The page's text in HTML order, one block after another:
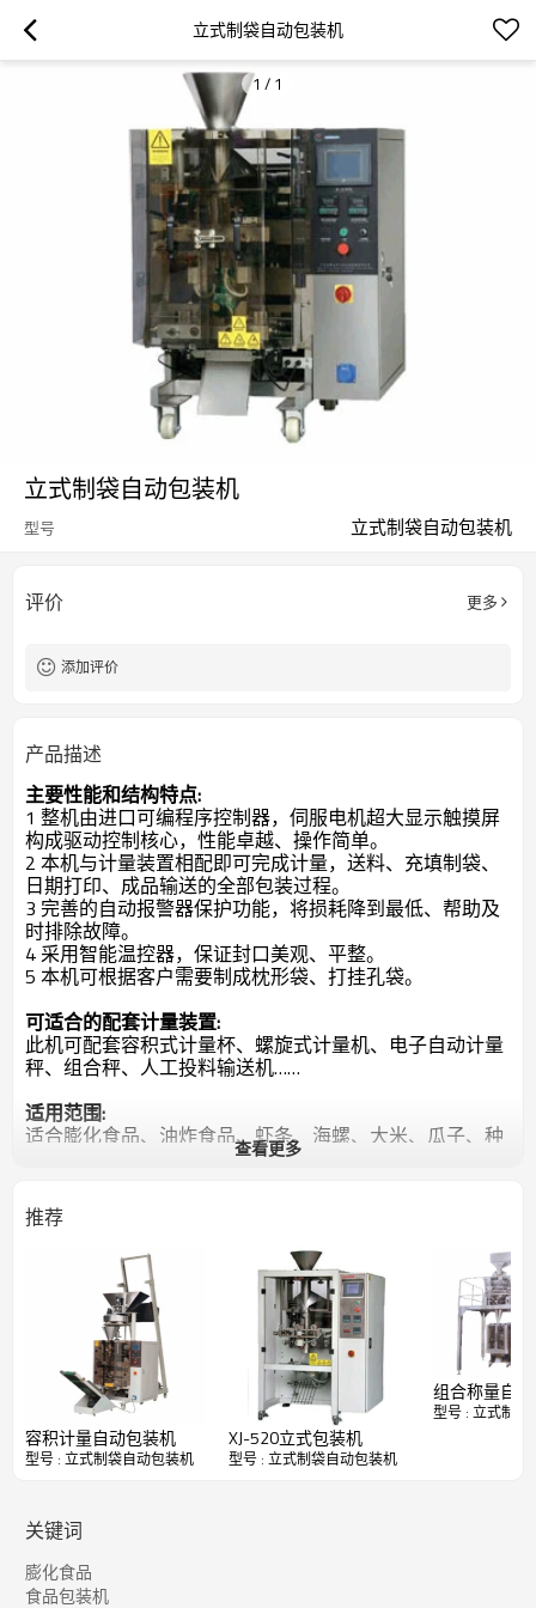
立式制袋自动包装机
1 / 1
立式制袋自动包装机
型号 立式制袋自动包装机
评价 更多
添加评价
产品描述
主要性能和结构特点:
1 整机由进口可编程序控制器，伺服电机超大显示触摸屏
构成驱动控制核心，性能卓越、操作简单。
2 本机与计量装置相配即可完成计量，送料、充填制袋、
日期打印、成品输送的全部包装过程。
3 完善的自动报警器保护功能，将损耗降到最低、帮助及
时排除故障。
4 采用智能温控器，保证封口美观、平整。
5 本机可根据客户需要制成枕形袋、打挂孔袋。
可适合的配套计量装置:
此机可配套容积式计量杯、螺旋式计量机、电子自动计量
秤、组合秤、人工投料输送机……
适用范围:
适合膨化食品、油炸食品、虾条、海螺、大米、瓜子、种
技术规格:
机型
2.5 m3/min
6kg/cm2
2.5 m3/min 6kg/cm2
120-380mm
Max.420mm
制袋长度
80-240mm
80-300mm
制袋宽度
50-180mm
80-200mm
卷材最大外
Max.300mm
Max.360mm
包装速度
5-60bags/min
薄膜厚度
0.04-0.08mm
0.04-0.08mm
220V、
机器总重量
查看更多
推荐
容积计量自动包装机
型号 : 立式制袋自动包装机
XJ-520立式包装机
型号 : 立式制袋自动包装机
组合称量自
型号 : 立式制袋
关键词
膨化食品
食品包装机